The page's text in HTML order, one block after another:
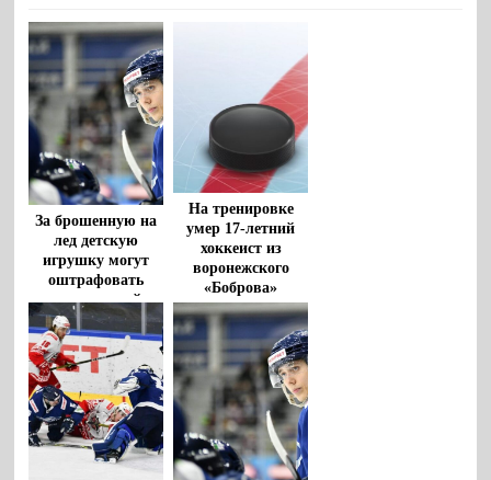
За брошенную на
лед детскую
игрушку могут
оштрафовать
воронежский
«Буран»
На тренировке
умер 17-летний
хоккеист из
воронежского
«Боброва»